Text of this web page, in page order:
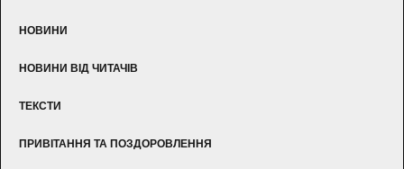
НОВИНИ
НОВИНИ ВІД ЧИТАЧІВ
ТЕКСТИ
ПРИВІТАННЯ ТА ПОЗДОРОВЛЕННЯ